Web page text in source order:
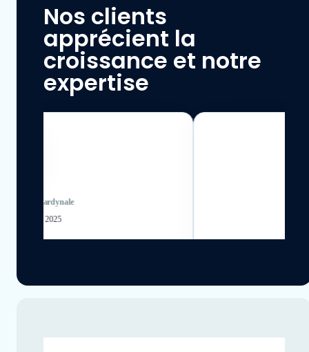
Nos clients
apprécient la
croissance et notre
expertise